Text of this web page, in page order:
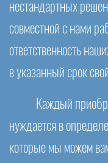
нестандартных
совместной с нами
ответственность
в указанный срок
Каждый
нуждается в
которые мы можем